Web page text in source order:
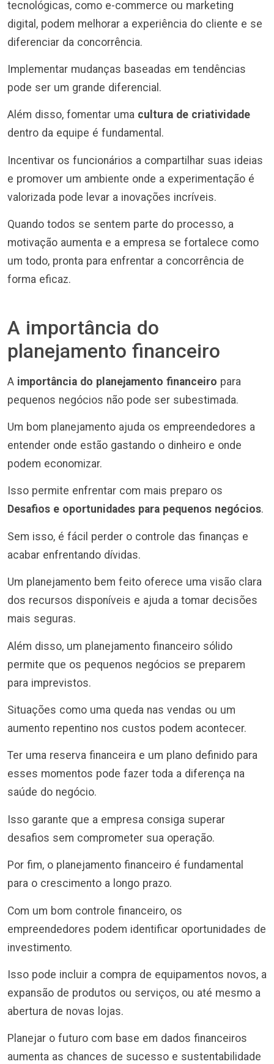
tecnológicas, como e-commerce ou marketing
digital, podem melhorar a experiência do cliente e se
diferenciar da concorrência.
Implementar mudanças baseadas em tendências
pode ser um grande diferencial.
Além disso, fomentar uma cultura de criatividade
dentro da equipe é fundamental.
Incentivar os funcionários a compartilhar suas ideias
e promover um ambiente onde a experimentação é
valorizada pode levar a inovações incríveis.
Quando todos se sentem parte do processo, a
motivação aumenta e a empresa se fortalece como
um todo, pronta para enfrentar a concorrência de
forma eficaz.
A importância do
planejamento financeiro
A importância do planejamento financeiro para
pequenos negócios não pode ser subestimada.
Um bom planejamento ajuda os empreendedores a
entender onde estão gastando o dinheiro e onde
podem economizar.
Isso permite enfrentar com mais preparo os
Desafios e oportunidades para pequenos negócios.
Sem isso, é fácil perder o controle das finanças e
acabar enfrentando dívidas.
Um planejamento bem feito oferece uma visão clara
dos recursos disponíveis e ajuda a tomar decisões
mais seguras.
Além disso, um planejamento financeiro sólido
permite que os pequenos negócios se preparem
para imprevistos.
Situações como uma queda nas vendas ou um
aumento repentino nos custos podem acontecer.
Ter uma reserva financeira e um plano definido para
esses momentos pode fazer toda a diferença na
saúde do negócio.
Isso garante que a empresa consiga superar
desafios sem comprometer sua operação.
Por fim, o planejamento financeiro é fundamental
para o crescimento a longo prazo.
Com um bom controle financeiro, os
empreendedores podem identificar oportunidades de
investimento.
Isso pode incluir a compra de equipamentos novos, a
expansão de produtos ou serviços, ou até mesmo a
abertura de novas lojas.
Planejar o futuro com base em dados financeiros
aumenta as chances de sucesso e sustentabilidade